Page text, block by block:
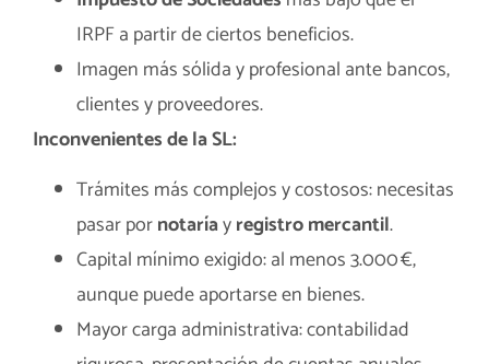
IRPF a partir de ciertos beneficios.
Imagen más sólida y profesional ante bancos,
clientes y proveedores.
Inconvenientes de la SL:
Trámites más complejos y costosos: necesitas
pasar pornotaríayregistro mercantil.
Capital mínimo exigido: al menos 3.000 €,
aunque puede aportarse en bienes.
Mayor carga administrativa: contabilidad